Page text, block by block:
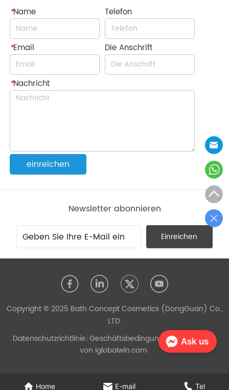
*Name Telefon
*Email Die Anschrift
*Nachricht
einreichen
Home E-mail Tel
Newsletter abonnieren
Einreichen
Copyright © 2025 Bath Concept Cosmetics (DongGuan) Co.,
LTD.
Datenschutzrichtlinie Geschäftsbedingungen Unterstützt
von iglobalwin.com
Ask us